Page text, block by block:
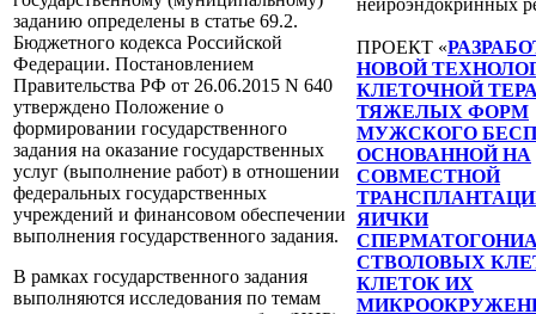
заданию определены в статье 69.2.
Бюджетного кодекса Российской
Федерации. Постановлением
Правительства РФ от 26.06.2015 N 640
утверждено Положение о
формировании государственного
задания на оказание государственных
услуг (выполнение работ) в отношении
федеральных государственных
учреждений и финансовом обеспечении
выполнения государственного задания.
В рамках государственного задания
выполняются исследования по темам
нейроэндокринных
ПРОЕКТ «
НОВОЙ
КЛЕТОЧНОЙ
ТЯЖЕЛЫХ ФОРМ
МУЖСКОГО
ОСНОВАННОЙ НА
СОВМЕСТНОЙ
ЯИЧКИ
СТВОЛОВЫХ
КЛЕТОК ИХ